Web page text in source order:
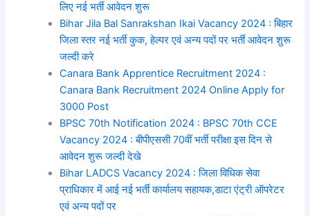
लिए नई भर्ती आवेदन शुरू
Bihar Jila Bal Sanrakshan Ikai Vacancy 2024 : बिहार
जिला स्तर नई भर्ती कुक, हेल्पर एवं अन्य पदों पर भर्ती आवेदन शुरू
जल्दी करे
Canara Bank Apprentice Recruitment 2024 :
Canara Bank Recruitment 2024 Online Apply for
3000 Post
BPSC 70th Notification 2024 : BPSC 70th CCE
Vacancy 2024 : बीपीएससी 70वीं भर्ती परीक्षा इस दिन से
आवेदन शुरू जल्दी देखे
Bihar LADCS Vacancy 2024 : जिला विधिक सेवा
प्राधिकार में आई नई भर्ती कार्यालय सहायक,डाटा एंट्री ऑपरेटर
एवं अन्य पदों पर